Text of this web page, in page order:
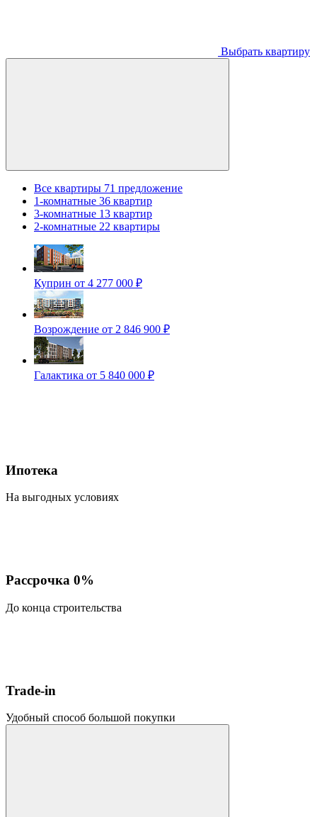
Выбрать квартиру
Все квартиры 71 предложение
1-комнатные 36 квартир
3-комнатные 13 квартир
2-комнатные 22 квартиры
Куприн от 4 277 000 ₽
Возрождение от 2 846 900 ₽
Галактика от 5 840 000 ₽
Ипотека
На выгодных условиях
Рассрочка 0%
До конца строительства
Trade-in
Удобный способ большой покупки